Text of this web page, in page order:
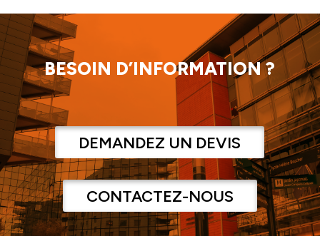
BESOIN D’INFORMATION ?
DEMANDEZ UN DEVIS
CONTACTEZ-NOUS